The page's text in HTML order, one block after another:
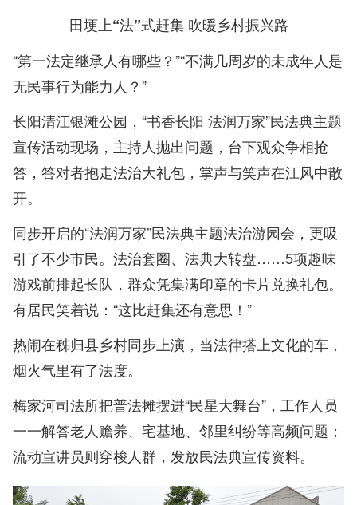
田埂上“法”式赶集 吹暖乡村振兴路
“第一法定继承人有哪些？”“不满几周岁的未成年人是
无民事行为能力人？”
长阳清江银滩公园，“书香长阳 法润万家”民法典主题
宣传活动现场，主持人抛出问题，台下观众争相抢
答，答对者抱走法治大礼包，掌声与笑声在江风中散
开。
同步开启的“法润万家”民法典主题法治游园会，更吸
引了不少市民。法治套圈、法典大转盘……5项趣味
游戏前排起长队，群众凭集满印章的卡片兑换礼包。
有居民笑着说：“这比赶集还有意思！”
热闹在秭归县乡村同步上演，当法律搭上文化的车，
烟火气里有了法度。
梅家河司法所把普法摊摆进“民星大舞台”，工作人员
一一解答老人赡养、宅基地、邻里纠纷等高频问题；
流动宣讲员则穿梭人群，发放民法典宣传资料。